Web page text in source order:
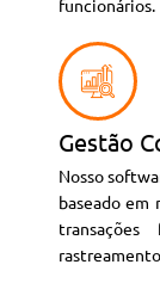
funcionários.
Gestão
Nosso
baseado em